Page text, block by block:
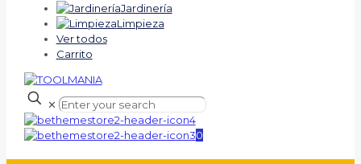
Jardinería
Limpieza
Ver todos
Carrito
✕
0